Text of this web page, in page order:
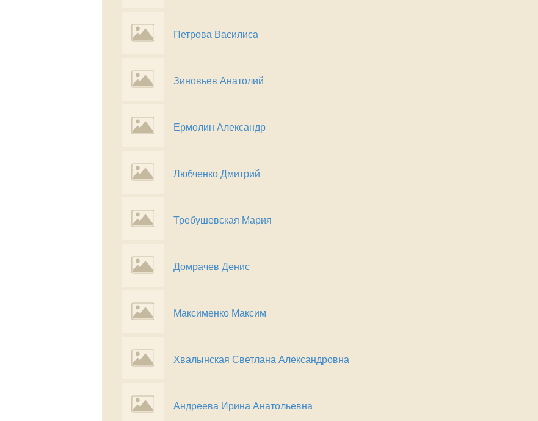
Петрова Василиса
Зиновьев Анатолий
Ермолин Александр
Любченко Дмитрий
Требушевская Мария
Домрачев Денис
Максименко Максим
Хвалынская Светлана Александровна
Андреева Ирина Анатольевна